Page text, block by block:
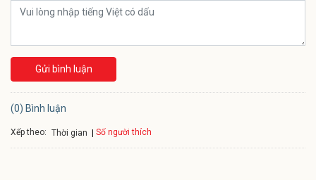
Gửi bình luận
(0) Bình luận
Xếp theo: Thời gian Số người thích